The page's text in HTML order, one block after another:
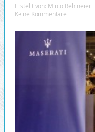
Erstellt von: Mirco Rehmeier
Keine Kommentare